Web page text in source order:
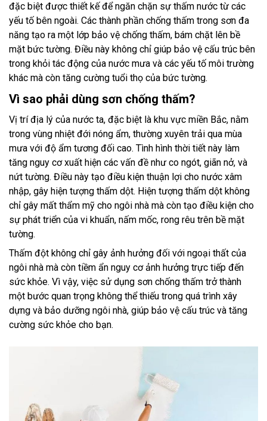
đặc biệt được thiết kế để ngăn chặn sự thấm nước từ các
yếu tố bên ngoài. Các thành phần chống thấm trong sơn đa
năng tạo ra một lớp bảo vệ chống thấm, bám chặt lên bề
mặt bức tường. Điều này không chỉ giúp bảo vệ cấu trúc bên
trong khỏi tác động của nước mưa và các yếu tố môi trường
khác mà còn tăng cường tuổi thọ của bức tường.
Vì sao phải dùng sơn chống thấm?
Vị trí địa lý của nước ta, đặc biệt là khu vực miền Bắc, nằm
trong vùng nhiệt đới nóng ẩm, thường xuyên trải qua mùa
mưa với độ ẩm tương đối cao. Tình hình thời tiết này làm
tăng nguy cơ xuất hiện các vấn đề như co ngót, giãn nở, và
nứt tường. Điều này tạo điều kiện thuận lợi cho nước xâm
nhập, gây hiện tượng thấm dột. Hiện tượng thấm dột không
chỉ gây mất thẩm mỹ cho ngôi nhà mà còn tạo điều kiện cho
sự phát triển của vi khuẩn, nấm mốc, rong rêu trên bề mặt
tường.
Thấm đột không chỉ gây ảnh hưởng đối với ngoại thất của
ngôi nhà mà còn tiềm ẩn nguy cơ ảnh hưởng trực tiếp đến
sức khỏe. Vì vậy, việc sử dụng sơn chống thấm trở thành
một bước quan trọng không thể thiếu trong quá trình xây
dựng và bảo dưỡng ngôi nhà, giúp bảo vệ cấu trúc và tăng
cường sức khỏe cho bạn.